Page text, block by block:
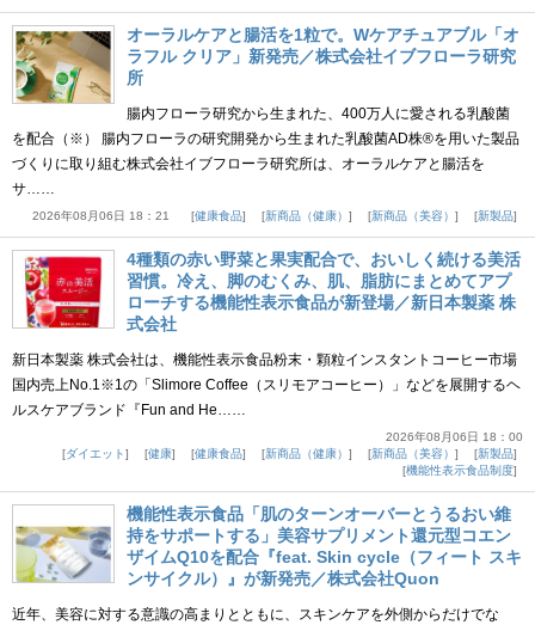
オーラルケアと腸活を1粒で。Wケアチュアブル「オ
ラフル クリア」新発売／株式会社イブフローラ研究
所
腸内フローラ研究から生まれた、400万人に愛される乳酸菌
を配合（※） 腸内フローラの研究開発から生まれた乳酸菌AD株®を用いた製品
づくりに取り組む株式会社イブフローラ研究所は、オーラルケアと腸活を
サ……
2026年08月06日 18：21 健康食品 新商品（健康） 新商品（美容） 新製品
4種類の赤い野菜と果実配合で、おいしく続ける美活
習慣。冷え、脚のむくみ、肌、脂肪にまとめてアプ
ローチする機能性表示食品が新登場／新日本製薬 株
式会社
新日本製薬 株式会社は、機能性表示食品粉末・顆粒インスタントコーヒー市場
国内売上No.1※1の「Slimore Coffee（スリモアコーヒー）」などを展開するヘ
ルスケアブランド『Fun and He……
2026年08月06日 18：00
ダイエット
健康 健康食品 新商品（健康） 新商品（美容）
新製品
機能性表示食品制度
機能性表示食品「肌のターンオーバーとうるおい維
持をサポートする」美容サプリメント還元型コエン
ザイムQ10を配合『feat. Skin cycle（フィート スキ
ンサイクル）』が新発売／株式会社Quon
近年、美容に対する意識の高まりとともに、スキンケアを外側からだけでな